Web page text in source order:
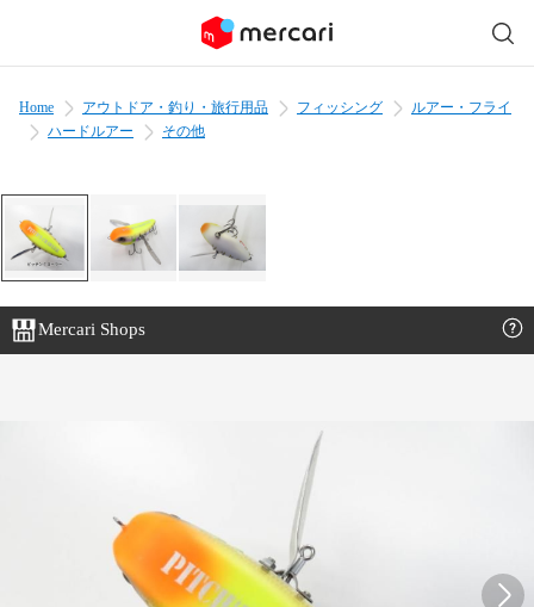
Home アウトドア・釣り・旅行用品 フィッシング
ルアー・フライ
ハードルアー
その他
Mercari Shops